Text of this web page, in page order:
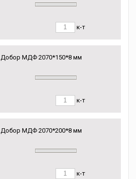
к-т
Добор МДФ 2070*150*8 мм
к-т
Добор МДФ 2070*200*8 мм
к-т